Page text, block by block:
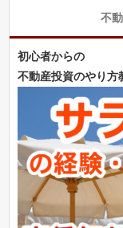
不
初心者からの
不動産投資のやり方